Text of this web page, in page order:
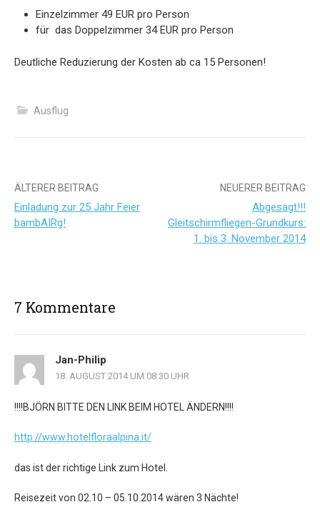
Einzelzimmer 49 EUR pro Person
für das Doppelzimmer 34 EUR pro Person
Deutliche Reduzierung der Kosten ab ca 15 Personen!
Ausflug
Beitrags-
Navigation
ÄLTERER BEITRAG
Einladung zur 25 Jahr Feier
bambAIRg!
NEUERER BEITRAG
Abgesagt!!!
Gleitschirmfliegen-Grundkurs:
1. bis 3. November 2014
7 Kommentare
Jan-Philip
18. AUGUST 2014 UM 08:30 UHR
!!!!BJÖRN BITTE DEN LINK BEIM HOTEL ÄNDERN!!!!
http://www.hotelfloraalpina.it/
das ist der richtige Link zum Hotel.
Reisezeit von 02.10 – 05.10.2014 wären 3 Nächte!